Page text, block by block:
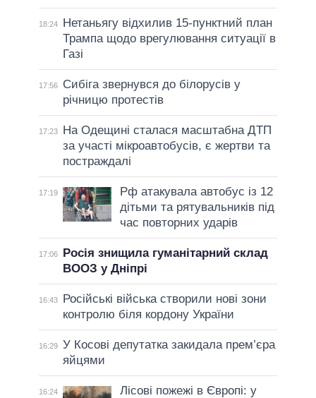
18:24
Нетаньягу відхилив 15-пунктний план
Трампа щодо врегулювання ситуації в
Газі
17:56
Сибіга звернувся до білорусів у
річницю протестів
17:23
На Одещині сталася масштабна ДТП
за участі мікроавтобусів, є жертви та
постраждалі
17:19
Рф атакувала автобус із 12
дітьми та рятувальників під
час повторних ударів
17:06
Росія знищила гуманітарний склад
ВООЗ у Дніпрі
16:43
Російські війська створили нові зони
контролю біля кордону України
16:29 У Косові депутатка закидала прем’єра
яйцями
16:24
Лісові пожежі в Європі: у